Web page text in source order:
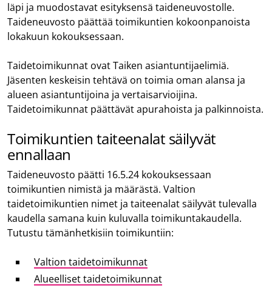
läpi ja muodostavat esityksensä taideneuvostolle.
Taideneuvosto päättää toimikuntien kokoonpanoista
lokakuun kokouksessaan.
Taidetoimikunnat ovat Taiken asiantuntijaelimiä.
Jäsenten keskeisin tehtävä on toimia oman alansa ja
alueen asiantuntijoina ja vertaisarvioijina.
Taidetoimikunnat päättävät apurahoista ja palkinnoista.
Toimikuntien taiteenalat säilyvät
ennallaan
Taideneuvosto päätti 16.5.24 kokouksessaan
toimikuntien nimistä ja määrästä. Valtion
taidetoimikuntien nimet ja taiteenalat säilyvät tulevalla
kaudella samana kuin kuluvalla toimikuntakaudella.
Tutustu tämänhetkisiin toimikuntiin:
Valtion taidetoimikunnat
Alueelliset taidetoimikunnat